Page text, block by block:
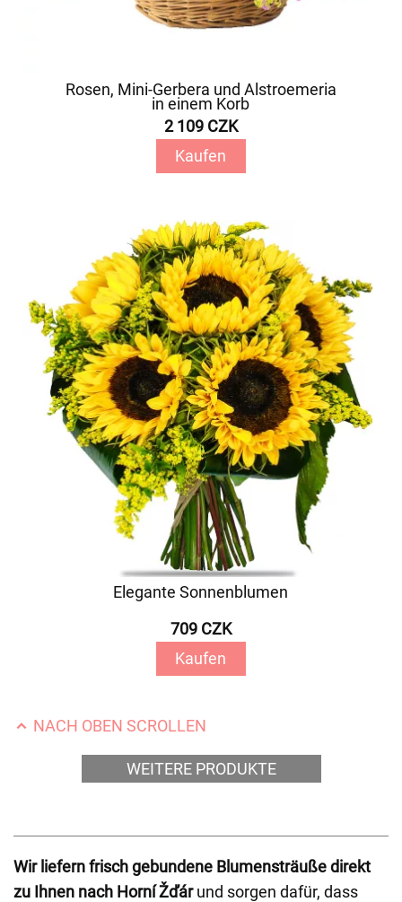
Rosen, Mini-Gerbera und Alstroemeria
in einem Korb
2 109 CZK
Kaufen
Elegante Sonnenblumen
709 CZK
Kaufen
NACH OBEN SCROLLEN
WEITERE PRODUKTE
Wir liefern frisch gebundene Blumensträuße direkt
zu Ihnen nach Horní Žďárund sorgen dafür, dass